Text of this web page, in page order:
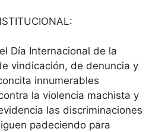
Día Internacional de la
vindicación, de denuncia y
innumerables
la violencia machista y
las discriminaciones
padeciendo para